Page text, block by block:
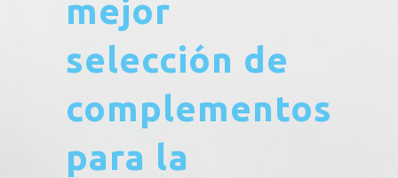
mejor
selección de
complementos
para la